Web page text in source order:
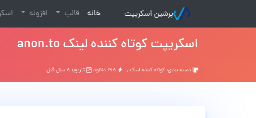
پرشین اسکریپت خانه
(current) قالب افزونه
اسکریپت کوتاه کننده لینک anon.to
دسته بندی: کوتاه کننده لینک, | تاریخ: ۸ سال قبل